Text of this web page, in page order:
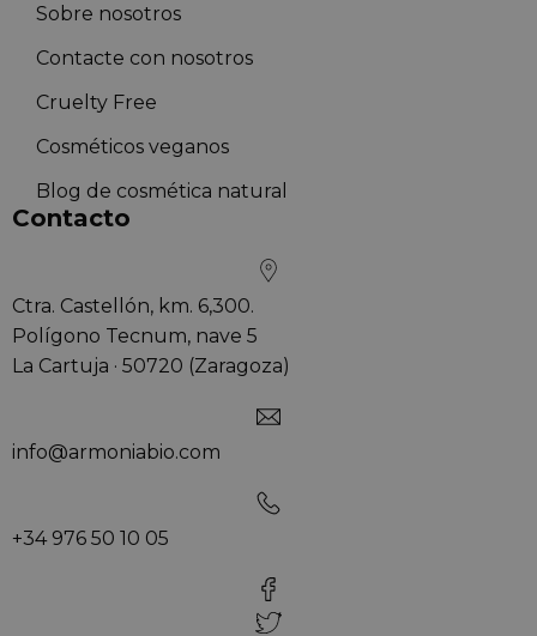
Sobre nosotros
Contacte con nosotros
Cruelty Free
Cosméticos veganos
Blog de cosmética natural
Contacto
Ctra. Castellón, km. 6,300.
Polígono Tecnum, nave 5
La Cartuja · 50720 (Zaragoza)
info@armoniabio.com
+34 976 50 10 05